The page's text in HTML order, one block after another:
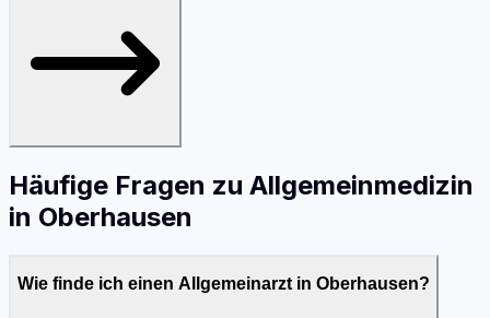
Häufige Fragen zu Allgemeinmedizin
in Oberhausen
Wie finde ich einen Allgemeinarzt in Oberhausen?